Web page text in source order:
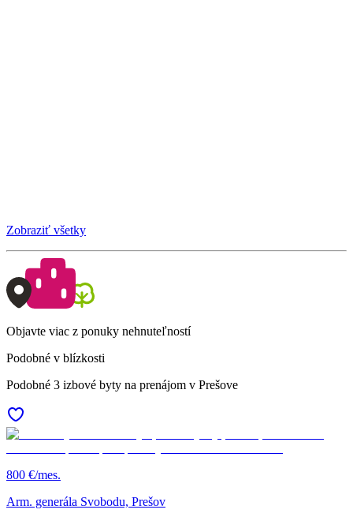
Zobraziť všetky
Objavte viac z ponuky nehnuteľností
Podobné v blízkosti
Podobné 3 izbové byty na prenájom v Prešove
800 €/mes.
Arm. generála Svobodu, Prešov